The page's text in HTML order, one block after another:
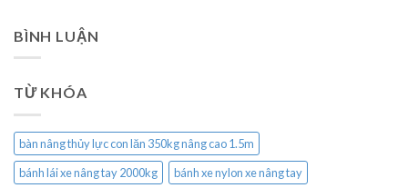
BÌNH LUẬN
TỪ KHÓA
bàn nâng thủy lực con lăn 350kg nâng cao 1.5m
bánh lái xe nâng tay 2000kg
bánh xe nylon xe nâng tay